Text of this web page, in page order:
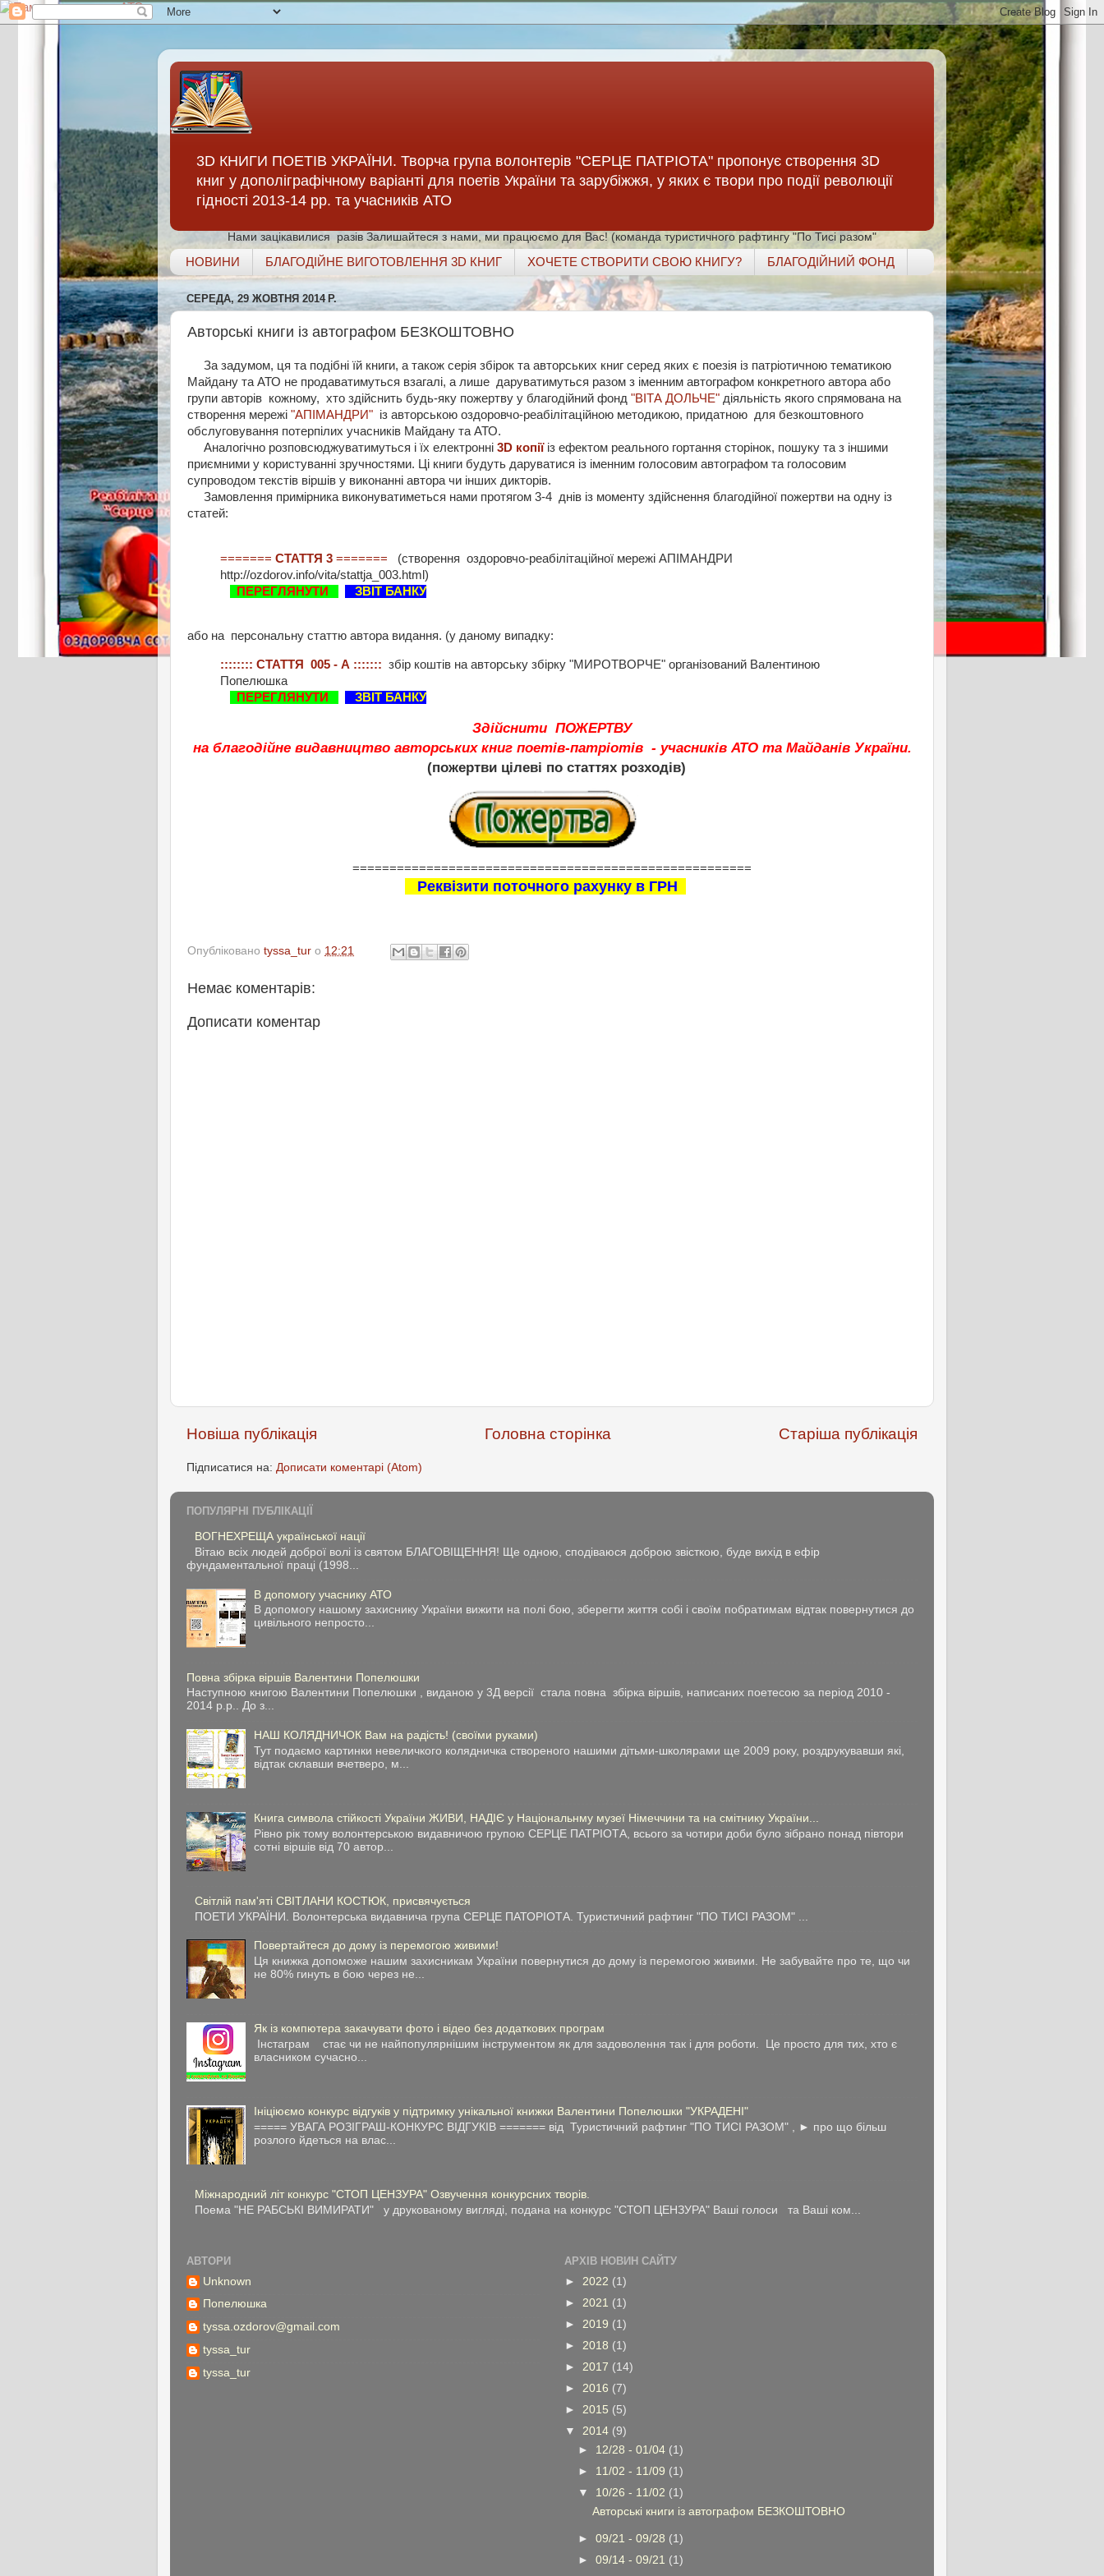
3D КНИГИ ПОЕТІВ УКРАЇНИ. Творча група волонтерів "СЕРЦЕ ПАТРІОТА" пропонує створення 3D
книг у дополіграфічному варіанті для поетів України та зарубіжжя, у яких є твори про події революції
гідності 2013-14 рр. та учасників АТО
Нами зацікавилися разів Залишайтеся з нами, ми працюємо для Вас! (команда туристичного рафтингу "По Тисі разом"
НОВИНИ БЛАГОДІЙНЕ ВИГОТОВЛЕННЯ 3D КНИГ ХОЧЕТЕ СТВОРИТИ СВОЮ КНИГУ? БЛАГОДІЙНИЙ ФОНД
СЕРЕДА, 29 ЖОВТНЯ 2014 Р.
Авторські книги із автографом БЕЗКОШТОВНО
За задумом, ця та подібні їй книги, а також серія збірок та авторських книг серед яких є поезія із патріотичною тематикою
Майдану та АТО не продаватимуться взагалі, а лише даруватимуться разом з іменним автографом конкретного автора або
групи авторів кожному, хто здійснить будь-яку пожертву у благодійний фонд "ВІТА ДОЛЬЧЕ" діяльність якого спрямована на
створення мережі "АПІМАНДРИ" із авторською оздоровчо-реабілітаційною методикою, придатною для безкоштовного
обслуговування потерпілих учасників Майдану та АТО.
Аналогічно розповсюджуватимуться і їх електронні 3D копіїіз ефектом реального гортання сторінок, пошуку та з іншими
приємними у користуванні зручностями. Ці книги будуть даруватися із іменним голосовим автографом та голосовим
супроводом текстів віршів у виконанні автора чи інших дикторів.
Замовлення примірника виконуватиметься нами протягом 3-4 днів із моменту здійснення благодійної пожертви на одну із
статей:
======= СТАТТЯ 3 ======= (створення оздоровчо-реабілітаційної мережі АПІМАНДРИ
http://ozdorov.info/vita/stattja_003.html)
ПЕРЕГЛЯНУТИ
ЗВІТ БАНКУ
або на персональну статтю автора видання. (у даному випадку:
:::::::: СТАТТЯ 005 - А ::::::: збір коштів на авторську збірку "МИРОТВОРЧЕ" організований Валентиною
Попелюшка
ПЕРЕГЛЯНУТИ
ЗВІТ БАНКУ
Здійснити ПОЖЕРТВУ
на благодійне видавництво авторських книг поетів-патріотів - учасників АТО та Майданів України.
(пожертви цілеві по статтях розходів)
======================================================
Реквізити поточного рахунку в ГРН
Опубліковано tyssa_tur о 12:21
Немає коментарів:
Дописати коментар
Новіша публікація Старіша публікація
Головна сторінка
Підписатися на: Дописати коментарі (Atom)
ПОПУЛЯРНІ ПУБЛІКАЦІЇ
ВОГНЕХРЕЩА української нації
Вітаю всіх людей доброї волі із святом БЛАГОВІЩЕННЯ! Ще одною, сподіваюся доброю звісткою, буде вихід в ефір
фундаментальної праці (1998...
В допомогу учаснику АТО
В допомогу нашому захиснику України вижити на полі бою, зберегти життя собі і своїм побратимам відтак повернутися до
цивільного непросто...
Повна збірка віршів Валентини Попелюшки
Наступною книгою Валентини Попелюшки , виданою у 3Д версії стала повна збірка віршів, написаних поетесою за період 2010 -
2014 р.р.. До з...
НАШ КОЛЯДНИЧОК Вам на радість! (своїми руками)
Тут подаємо картинки невеличкого колядничка створеного нашими дітьми-школярами ще 2009 року, роздрукувавши які,
відтак склавши вчетверо, м...
Книга символа стійкості України ЖИВИ, НАДІЄ у Національнму музеї Німеччини та на смітнику України...
Рівно рік тому волонтерською видавничою групою СЕРЦЕ ПАТРІОТА, всього за чотири доби було зібрано понад півтори
сотні віршів від 70 автор...
Світлій пам'яті СВІТЛАНИ КОСТЮК, присвячується
ПОЕТИ УКРАЇНИ. Волонтерська видавнича група СЕРЦЕ ПАТОРІОТА. Туристичний рафтинг "ПО ТИСІ РАЗОМ" ...
Повертайтеся до дому із перемогою живими!
Ця книжка допоможе нашим захисникам України повернутися до дому із перемогою живими. Не забувайте про те, що чи
не 80% гинуть в бою через не...
Як із компютера закачувати фото і відео без додаткових програм
Інстаграм стає чи не найпопулярнішим інструментом як для задоволення так і для роботи. Це просто для тих, хто є
власником сучасно...
Ініціюємо конкурс відгуків у підтримку унікальної книжки Валентини Попелюшки "УКРАДЕНІ"
===== УВАГА РОЗІГРАШ-КОНКУРС ВІДГУКІВ ======= від Туристичний рафтинг "ПО ТИСІ РАЗОМ" , ► про що більш
розлого йдеться на влас...
Міжнародний літ конкурс "СТОП ЦЕНЗУРА" Озвучення конкурсних творів.
Поема "НЕ РАБСЬКІ ВИМИРАТИ" у друкованому вигляді, подана на конкурс "СТОП ЦЕНЗУРА" Ваші голоси та Ваші ком...
АВТОРИ
Unknown
Попелюшка
tyssa.ozdorov@gmail.com
tyssa_tur
tyssa_tur
АРХІВ НОВИН САЙТУ
► 2022 (1)
► 2021 (1)
► 2019 (1)
► 2018 (1)
► 2017 (14)
► 2016 (7)
► 2015 (5)
▼ 2014 (9)
► 12/28 - 01/04 (1)
► 11/02 - 11/09 (1)
▼ 10/26 - 11/02 (1)
Авторські книги із автографом БЕЗКОШТОВНО
►09/21 - 09/28 (1)
►09/14 - 09/21 (1)